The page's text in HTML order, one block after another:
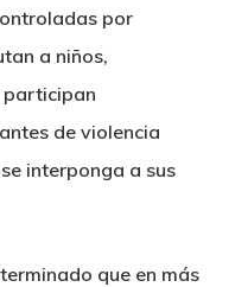
por
a niños,
participan
de violencia
interponga a sus
que en más